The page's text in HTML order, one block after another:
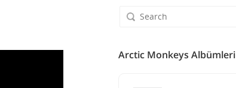
Arctic Monkeys Albümleri